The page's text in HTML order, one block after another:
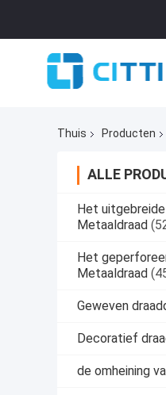
Thuis Producten
ALLE
Het
Metaaldraad
Het
Metaaldraad
Geweven
Decoratief
de omheining